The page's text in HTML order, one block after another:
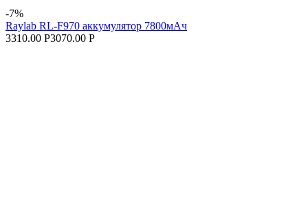
-7%
Raylab RL-F970 аккумулятор 7800мАч
3310.00 Р3070.00 Р